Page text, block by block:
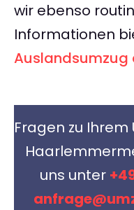
wir ebenso
Informationen
Auslandsumzug
Fragen zu
uns unter